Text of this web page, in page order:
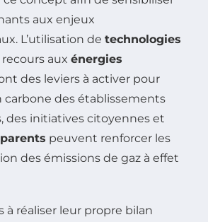
aux enjeux
L’utilisation de technologies
aux énergies
des leviers à activer pour
carbone des établissements
des initiatives citoyennes et
parents peuvent renforcer les
des émissions de gaz à effet
à réaliser leur propre bilan